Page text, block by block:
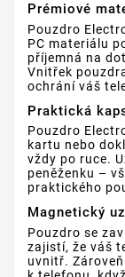
Prémiové
Pouzdro
PC materiálu
příjemná na
Vnitřek
ochrání váš
Praktická
Pouzdro
kartu nebo
vždy po ruce.
peněženku –
praktického
Magnetický
Pouzdro se
zajistí, že váš
uvnitř.